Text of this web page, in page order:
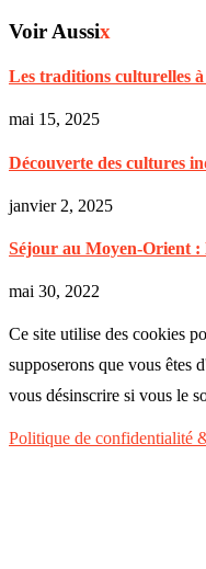
Voir Aussix
Les traditions culturelles
mai 15, 2025
Découverte des cultures
janvier 2, 2025
Séjour au Moyen-Orient :
mai 30, 2022
Ce site utilise des cookies
supposerons que vous êtes
vous désinscrire si vous le
Politique de confidentialité